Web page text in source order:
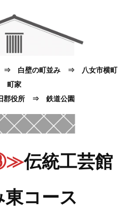
白壁の町並み ⇒ 八女市横町
町家
役所 ⇒ 鉄道公園
伝統工芸館
東コース